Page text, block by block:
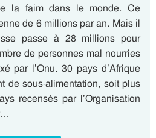
la faim dans le monde. Ce
de 6 millions par an. Mais il
passe à 28 millions pour
de personnes mal nourries
par l’Onu. 30 pays d’Afrique
de sous-alimentation, soit plus
recensés par l’Organisation